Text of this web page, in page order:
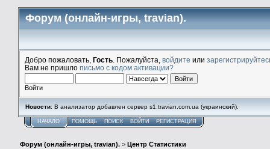
Форум (онлайн-игры, travian).
Добро пожаловать, Гость . Пожалуйста, войдите или
Вам не пришло письмо с кодом активации?
Войти
Новости: В анализатор добавлен сервер s1.travian.com.ua (украинский).
НАЧАЛО ПОМОЩЬ ПОИСК ВОЙТИ РЕГИСТРАЦИЯ
Форум (онлайн-игры, travian). > Центр Статистики